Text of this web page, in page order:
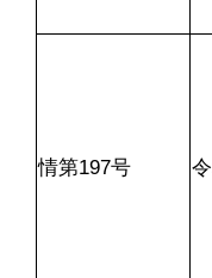
情第197号